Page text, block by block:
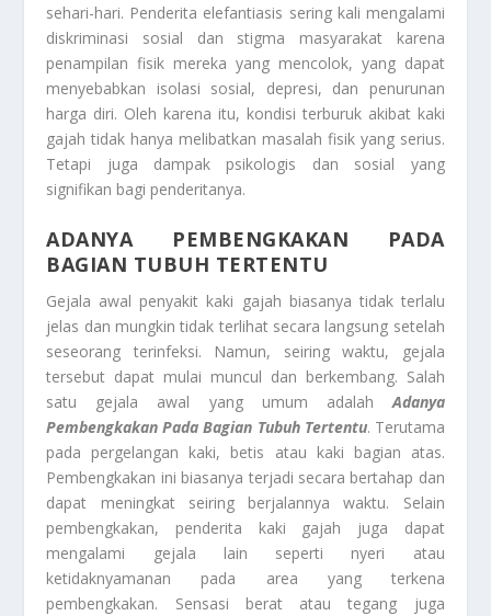
sehari-hari. Penderita elefantiasis sering kali mengalami
diskriminasi sosial dan stigma masyarakat karena
penampilan fisik mereka yang mencolok, yang dapat
menyebabkan isolasi sosial, depresi, dan penurunan
harga diri. Oleh karena itu, kondisi terburuk akibat kaki
gajah tidak hanya melibatkan masalah fisik yang serius.
Tetapi juga dampak psikologis dan sosial yang
signifikan bagi penderitanya.
ADANYA PEMBENGKAKAN PADA
BAGIAN TUBUH TERTENTU
Gejala awal penyakit kaki gajah biasanya tidak terlalu
jelas dan mungkin tidak terlihat secara langsung setelah
seseorang terinfeksi. Namun, seiring waktu, gejala
tersebut dapat mulai muncul dan berkembang. Salah
satu gejala awal yang umum adalah Adanya
Pembengkakan Pada Bagian Tubuh Tertentu. Terutama
pada pergelangan kaki, betis atau kaki bagian atas.
Pembengkakan ini biasanya terjadi secara bertahap dan
dapat meningkat seiring berjalannya waktu. Selain
pembengkakan, penderita kaki gajah juga dapat
mengalami gejala lain seperti nyeri atau
ketidaknyamanan pada area yang terkena
pembengkakan. Sensasi berat atau tegang juga